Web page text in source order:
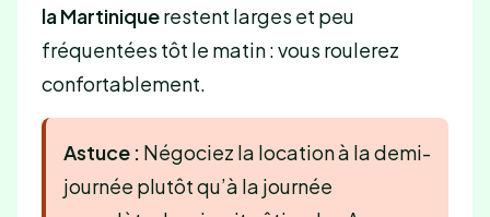
la Martiniquerestent larges et peu
fréquentées tôt le matin : vous roulerez
confortablement.
Astuce : Négociez la location à la demi-
journée plutôt qu’à la journée